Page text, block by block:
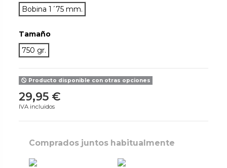
Bobina 1´75 mm.
Tamaño
750 gr.
Producto disponible con otras opciones
29,95 €
IVA incluidos
Comprados juntos habitualmente